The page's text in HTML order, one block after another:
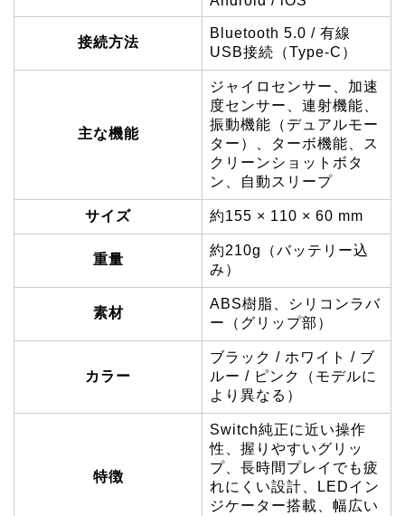
接続方法
Bluetooth 5.0 / 有線
USB接続（Type-C）
主な機能
ジャイロセンサー、加速
度センサー、連射機能、
振動機能（デュアルモー
ター）、ターボ機能、ス
クリーンショットボタ
ン、自動スリープ
サイズ 約155 × 110 × 60 mm
重量
約210g（バッテリー込
み）
素材
ABS樹脂、シリコンラバ
ー（グリップ部）
カラー
ブラック / ホワイト / ブ
ルー / ピンク（モデルに
より異なる）
特徴
Switch純正に近い操作
性、握りやすいグリッ
プ、長時間プレイでも疲
れにくい設計、LEDイン
ジケーター搭載、幅広い